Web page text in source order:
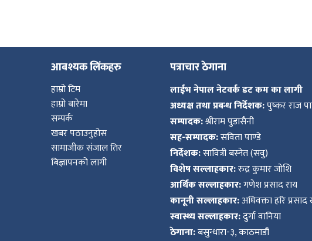
आबश्यक लिंकहरु
हाम्रो टिम
हाम्रो बारेमा
सम्पर्क
खबर पठाउनुहोस
सामाजीक संजाल तिर
बिज्ञापनको लागी
पत्राचार ठेगाना
लाईभ नेपाल नेटवर्क डट कम का लागी
अध्यक्ष तथा प्रबन्ध निर्देशक:पुष्कर राज
सम्पादक:श्रीराम पुडासैनी
सह-सम्पादक:सविता पाण्डे
निर्देशक:सावित्री बस्नेत (सवु)
विशेष सल्लाहकार:रुद्र कुमार जोशि
आर्थिक सल्लाहकार:गणेश प्रसाद राय
कानूनी सल्लाहकार:अधिवक्ता हरि
स्वास्थ्य सल्लाहकार:दुर्गा वानिया
ठेगाना:बसुन्धारा-३, काठमाडौं